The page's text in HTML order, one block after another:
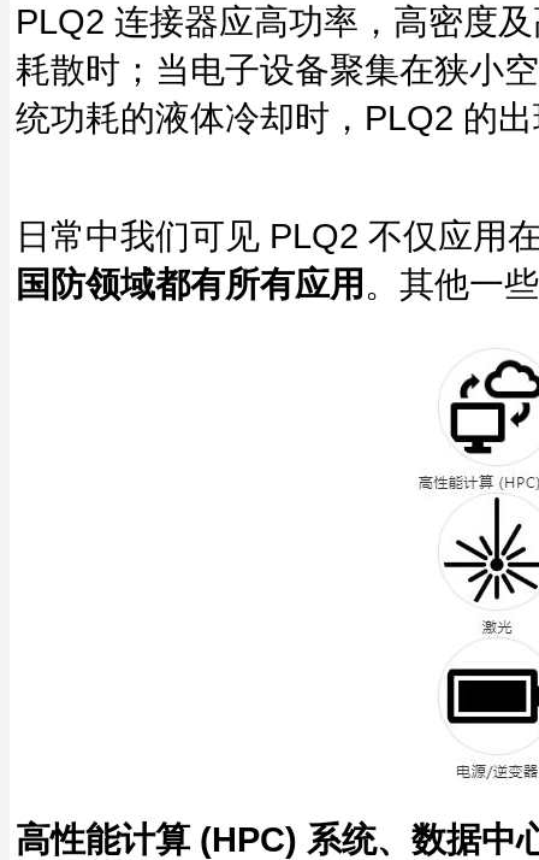
PLQ2 连接器应高功率，高密度
耗散时；当电子设备聚集在狭小
统功耗的液体冷却时，PLQ2 的
日常中我们可见 PLQ2 不仅应用
国防领域都有所有应用 。其他一
高性能计算 (HPC) 系统、数据中